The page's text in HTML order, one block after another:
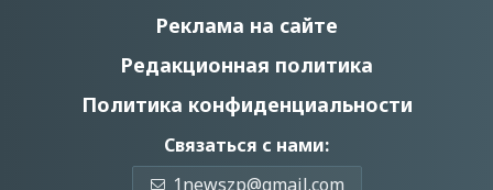
Реклама на сайте
Редакционная политика
Политика конфиденциальности
Связаться с нами:
1newszp@gmail.com